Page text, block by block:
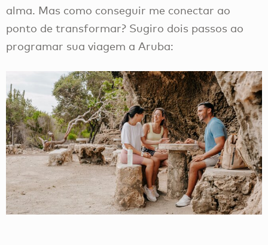
alma. Mas como conseguir me conectar ao
ponto de transformar? Sugiro dois passos ao
programar sua viagem a Aruba: